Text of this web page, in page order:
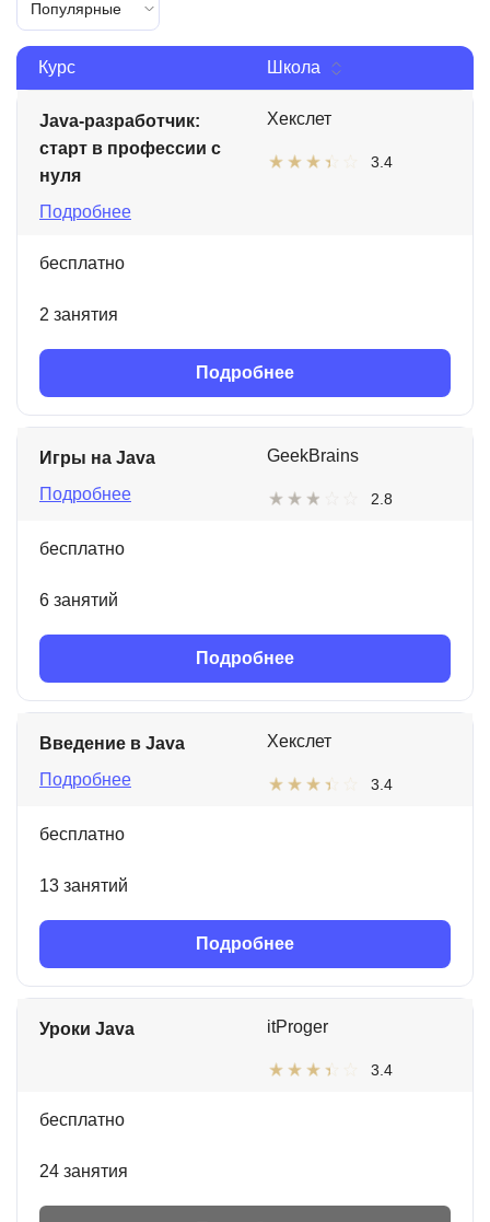
Популярные
Курс Школа
Java-разработчик:
старт в профессии с
нуля
Подробнее
Хекслет
3.4
бесплатно
2 занятия
Подробнее
Игры на Java
Подробнее
GeekBrains
2.8
бесплатно
6 занятий
Подробнее
Введение в Java
Подробнее
Хекслет
3.4
бесплатно
13 занятий
Подробнее
Уроки Java itProger
3.4
бесплатно
24 занятия